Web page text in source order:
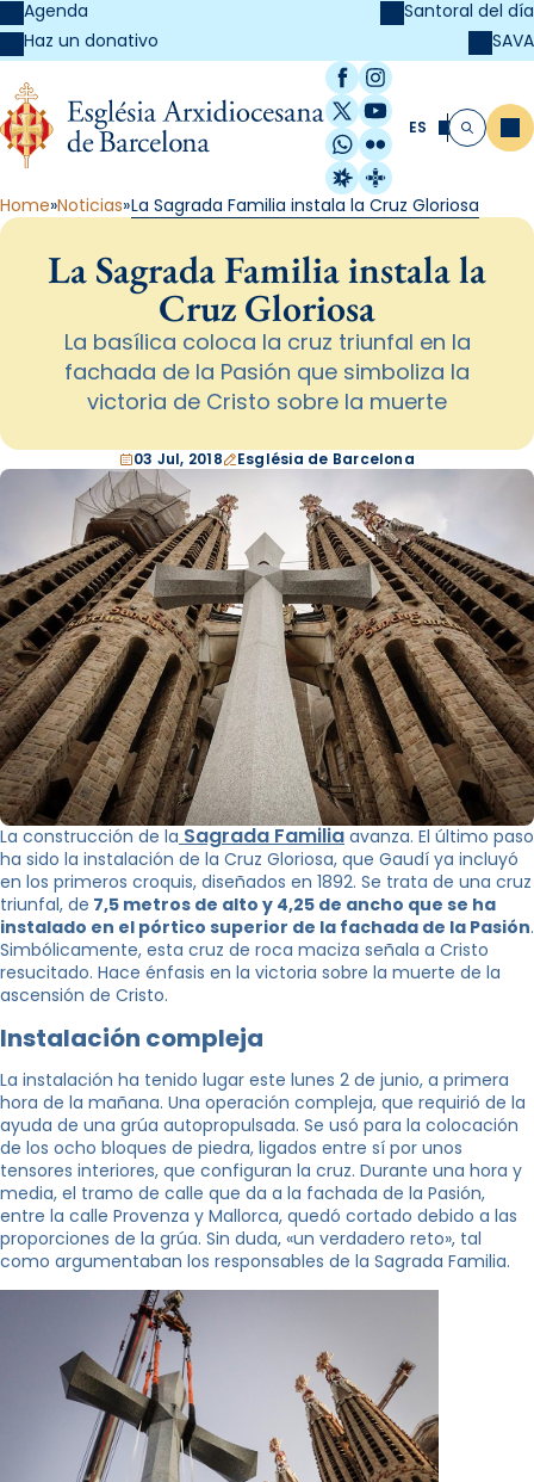
Agenda
Haz un donativo
Santoral del día
SAVA
Facebook
Instagram
X / Twitter
YouTube
WhatsApp
Flickr
Radio Estel
Catalunya
ES Buscar
Home Noticias La Sagrada Familia instala la Cruz Gloriosa
La Sagrada Familia instala la
Cruz Gloriosa
La basílica coloca la cruz triunfal en la
fachada de la Pasión que simboliza la
victoria de Cristo sobre la muerte
03 Jul, 2018 Església de Barcelona
La construcción de la Sagrada Familia avanza. El último paso
ha sido la instalación de la Cruz Gloriosa, que Gaudí ya incluyó
en los primeros croquis, diseñados en 1892. Se trata de una cruz
triunfal, de 7,5 metros de alto y 4,25 de ancho que se ha
instalado en el pórtico superior de la fachada de la Pasión.
Simbólicamente, esta cruz de roca maciza señala a Cristo
resucitado. Hace énfasis en la victoria sobre la muerte de la
ascensión de Cristo.
Instalación compleja
La instalación ha tenido lugar este lunes 2 de junio, a primera
hora de la mañana. Una operación compleja, que requirió de la
ayuda de una grúa autopropulsada. Se usó para la colocación
de los ocho bloques de piedra, ligados entre sí por unos
tensores interiores, que configuran la cruz. Durante una hora y
media, el tramo de calle que da a la fachada de la Pasión,
entre la calle Provenza y Mallorca, quedó cortado debido a las
proporciones de la grúa. Sin duda, «un verdadero reto», tal
como argumentaban los responsables de la Sagrada Familia.